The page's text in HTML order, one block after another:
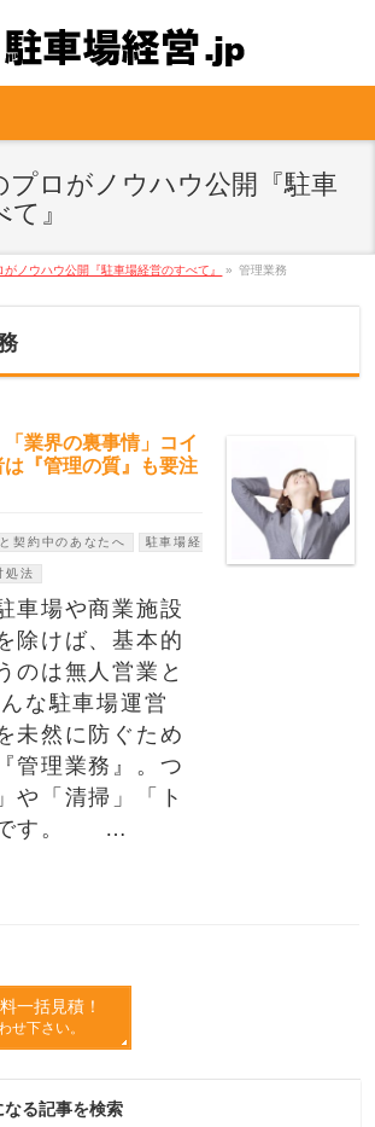
プロがノウハウ公開『駐車
』
ノウハウ公開『駐車場経営のすべて』 » 管理業務
「業界の裏事情」コイ
『管理の質』も要注
契約中のあなたへ 駐車場経
処法
車場や商業施設
除けば、基本的
のは無人営業と
な駐車場運営
未然に防ぐため
管理業務』。つ
や「清掃」「ト
です。 …
一括見積！
せ下さい。
る記事を検索